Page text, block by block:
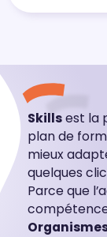
Skillsest la
plan de
mieux
quelques
Parce que